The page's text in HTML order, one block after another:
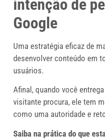
intenção de
Google
Uma estratégia eficaz de
desenvolver conteúdo em
usuários.
Afinal, quando você
visitante procura, ele tem
como uma autoridade e
Saiba na prática do que